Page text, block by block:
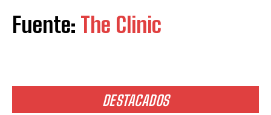
DESTACADOS
Fuente: The Clinic